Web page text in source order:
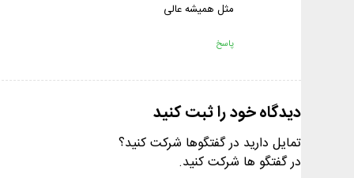
مثل همیشه عالی
پاسخ
دیدگاه خود را ثبت کنید
تمایل دارید در گفتگوها شرکت کنید؟
در گفتگو ها شرکت کنید.